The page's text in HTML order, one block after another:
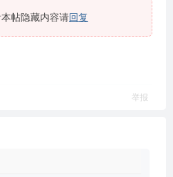
帖隐藏内容请回复
举报